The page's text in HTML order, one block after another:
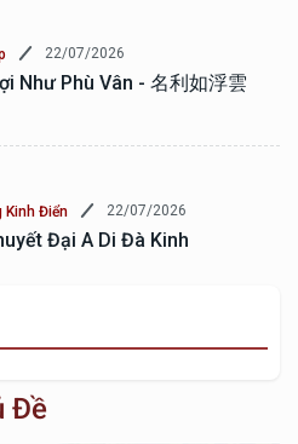
22/07/2026
Như Phù Vân - 名利如浮雲
Kinh Điển 22/07/2026
Đại A Di Đà Kinh
Đề